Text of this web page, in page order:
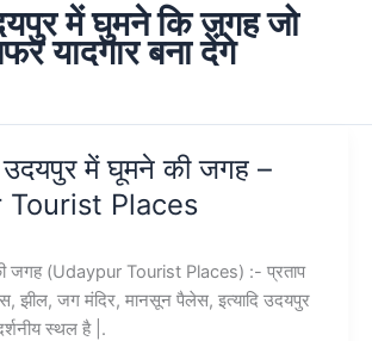
में घुमने कि जगह जो
यादगार बना देंगे
में घूमने की जगह –
Tourist Places
जगह (Udaypur Tourist Places) :- प्रताप
झील, जग मंदिर, मानसून पैलेस, इत्यादि उदयपुर
स्थल है |.